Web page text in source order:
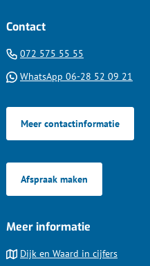
Contact
072 575 55 55
WhatsApp 06-28 52 09 21
een
Meer contactinformatie
Afspraak maken
Meer informatie
Dijk en Waard in cijfers